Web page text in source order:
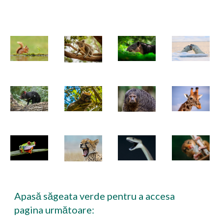
Apasă săgeata verde pentru a accesa
pagina următoare: